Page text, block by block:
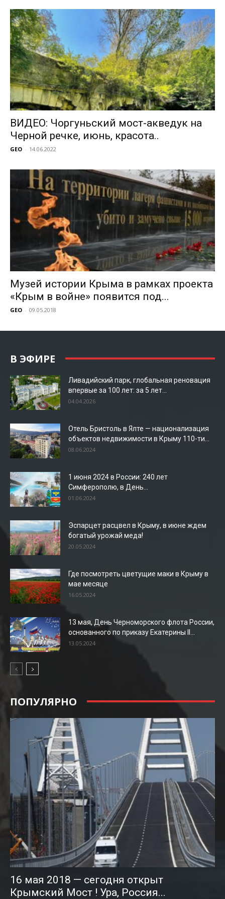
ВИДЕО: Чоргуньский мост-акведук на
Черной речке, июнь, красота..
GEO - 14.06.2022
Музей истории Крыма в рамках проекта
«Крым в войне» появится под...
GEO - 09.05.2018
В ЭФИРЕ
Ливадийский парк, глобальная реновация
впервые за 100 лет: за 5 лет...
04.04.2026
Отель Бристоль в Ялте — национализация
объектов недвижимости в Крыму 110-ти...
08.06.2024
1 июня 2024 в России: 240 лет
Симферополю, в День...
01.06.2024
Эспарцет расцвел в Крыму, в июне ждем
богатый урожай меда!
20.05.2024
Где посмотреть цветущие маки в Крыму в
мае месяце
16.05.2024
13 мая, День Черноморского флота России,
основанного по приказу Екатерины II...
13.05.2024
ПОПУЛЯРНО
16 мая 2018 — сегодня открыт
Крымский Мост ! Ура, Россия...